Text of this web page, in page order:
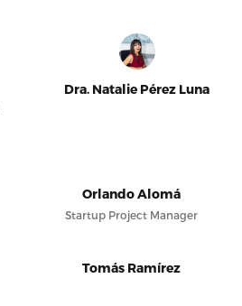
Dra. Natalie Pérez Luna
Orlando Alomá
Startup Project Manager
Tomás Ramírez